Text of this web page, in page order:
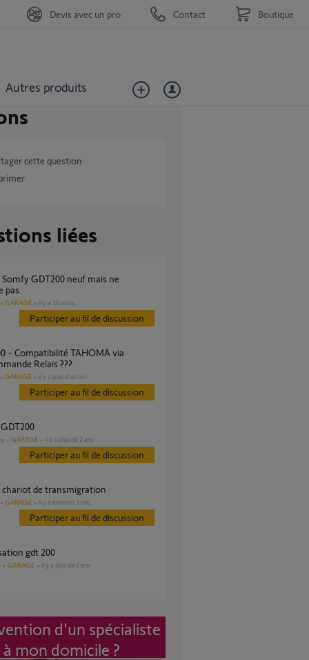
Autres produits
Devis avec un pro Contact Boutique
cette question
liées
pas.
GARAGE il y a 10 mois
Participer au fil de discussion
Relais ???
GARAGE il y a plus d'un an
Participer au fil de discussion
GDT200
GARAGE il y a plus de 2 ans
Participer au fil de discussion
chariot de transmigration
GARAGE il y a environ 3 ans
Participer au fil de discussion
gdt 200
GARAGE il y a plus de 7 ans
d'un spécialiste
à mon domicile ?